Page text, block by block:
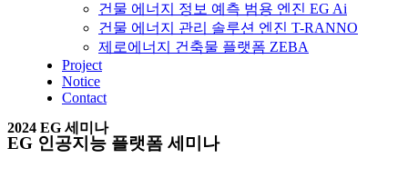
건물 에너지 정보 예측 범용 엔진 EG Ai
건물 에너지 관리 솔루션 엔진 T-RANNO
제로에너지 건축물 플랫폼 ZEBA
Project
Notice
Contact
2024 EG 세미나
EG 인공지능 플랫폼 세미나